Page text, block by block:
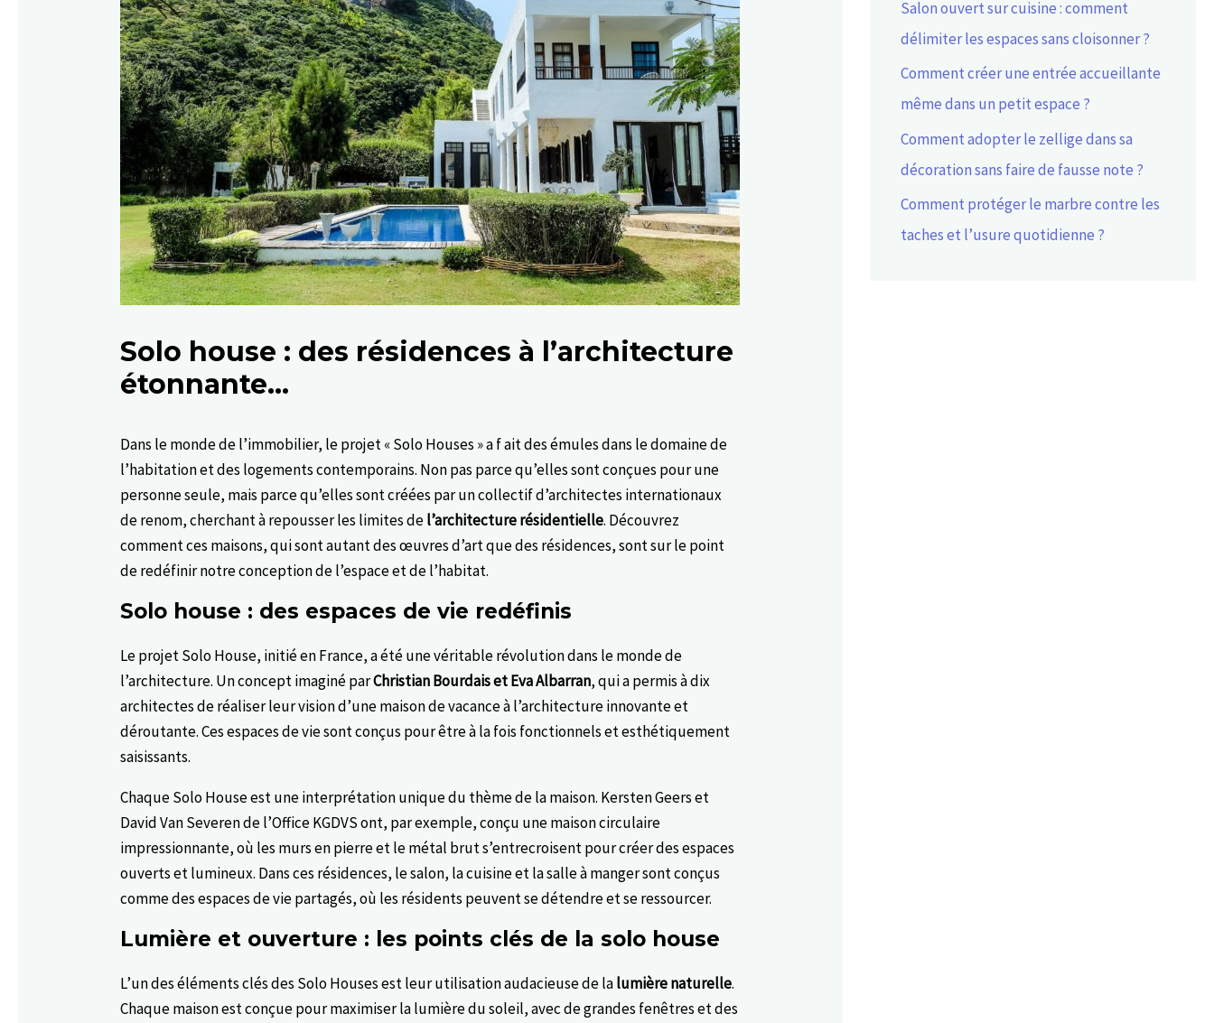
Solo house : des résidences à l’architecture
étonnante…
Dans le monde de l’immobilier, le projet « Solo Houses » a f ait des émules dans le domaine de
l’habitation et des logements contemporains. Non pas parce qu’elles sont conçues pour une
personne seule, mais parce qu’elles sont créées par un collectif d’architectes internationaux
de renom, cherchant à repousser les limites del’architecture résidentielle. Découvrez
comment ces maisons, qui sont autant des œuvres d’art que des résidences, sont sur le point
de redéfinir notre conception de l’espace et de l’habitat.
Solo house : des espaces de vie redéfinis
Le projet Solo House, initié en France, a été une véritable révolution dans le monde de
l’architecture. Un concept imaginé parChristian Bourdais et Eva Albarran, qui a permis à dix
architectes de réaliser leur vision d’une maison de vacance à l’architecture innovante et
déroutante. Ces espaces de vie sont conçus pour être à la fois fonctionnels et esthétiquement
saisissants.
Chaque Solo House est une interprétation unique du thème de la maison. Kersten Geers et
David Van Severen de l’Office KGDVS ont, par exemple, conçu une maison circulaire
impressionnante, où les murs en pierre et le métal brut s’entrecroisent pour créer des espaces
ouverts et lumineux. Dans ces résidences, le salon, la cuisine et la salle à manger sont conçus
comme des espaces de vie partagés, où les résidents peuvent se détendre et se ressourcer.
Lumière et ouverture : les points clés de la solo house
L’un des éléments clés des Solo Houses est leur utilisation audacieuse de lalumière naturelle.
Chaque maison est conçue pour maximiser la lumière du soleil, avec de grandes fenêtres et des
Salon ouvert sur cuisine : comment
délimiter les espaces sans cloisonner ?
Comment créer une entrée accueillante
même dans un petit espace ?
Comment adopter le zellige dans sa
décoration sans faire de fausse note ?
Comment protéger le marbre contre les
taches et l’usure quotidienne ?